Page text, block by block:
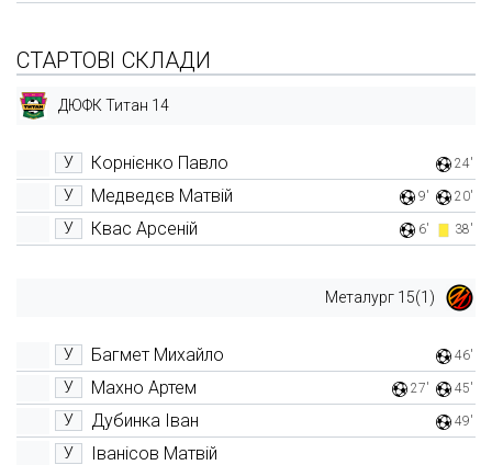
СТАРТОВІ СКЛАДИ
ДЮФК Титан 14
У Корнієнко Павло 24'
У Медведєв Матвій 9' 20'
У Квас Арсеній 6' 38'
Металург 15(1)
У Багмет Михайло 46'
У Махно Артем 27' 45'
У Дубинка Іван 49'
У Іванісов Матвій